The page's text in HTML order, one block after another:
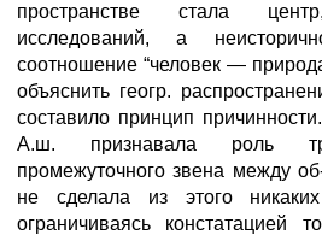
пространстве стала
исследований, а
соотношение “человек —
объяснить геогр.
составило принцип
А.ш. признавала роль
промежуточного звена между
не сделала из этого
ограничиваясь констатацией